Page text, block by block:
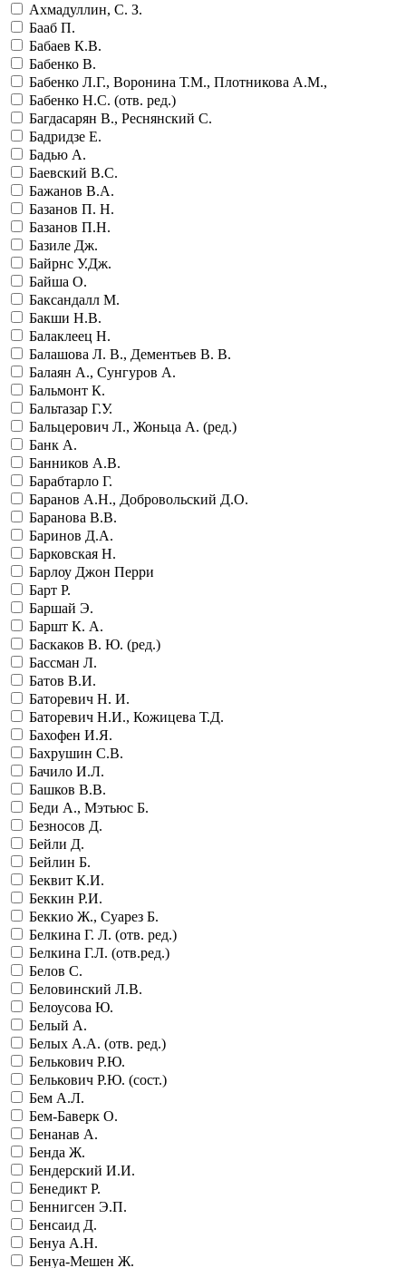
Ахмадуллин, С. З.
Бааб П.
Бабаев К.В.
Бабенко В.
Бабенко Л.Г., Воронина Т.М., Плотникова А.М.,
Бабенко Н.С. (отв. ред.)
Багдасарян В., Реснянский С.
Бадридзе Е.
Бадью А.
Баевский В.С.
Бажанов В.А.
Базанов П. Н.
Базанов П.Н.
Базиле Дж.
Байрнс У.Дж.
Байша О.
Баксандалл М.
Бакши Н.В.
Балаклеец Н.
Балашова Л. В., Дементьев В. В.
Балаян А., Сунгуров А.
Бальмонт К.
Бальтазар Г.У.
Бальцерович Л., Жоньца А. (ред.)
Банк А.
Банников А.В.
Барабтарло Г.
Баранов А.Н., Добровольский Д.О.
Баранова В.В.
Баринов Д.А.
Барковская Н.
Барлоу Джон Перри
Барт Р.
Баршай Э.
Баршт К. А.
Баскаков В. Ю. (ред.)
Бассман Л.
Батов В.И.
Баторевич Н. И.
Баторевич Н.И., Кожицева Т.Д.
Бахофен И.Я.
Бахрушин С.В.
Бачило И.Л.
Башков В.В.
Беди А., Мэтьюс Б.
Безносов Д.
Бейли Д.
Бейлин Б.
Беквит К.И.
Беккин Р.И.
Беккио Ж., Суарез Б.
Белкина Г. Л. (отв. ред.)
Белкина Г.Л. (отв.ред.)
Белов С.
Беловинский Л.В.
Белоусова Ю.
Белый А.
Белых А.А. (отв. ред.)
Белькович Р.Ю.
Белькович Р.Ю. (сост.)
Бем А.Л.
Бем-Баверк О.
Бенанав А.
Бенда Ж.
Бендерский И.И.
Бенедикт Р.
Беннигсен Э.П.
Бенсаид Д.
Бенуа А.Н.
Бенуа-Мешен Ж.